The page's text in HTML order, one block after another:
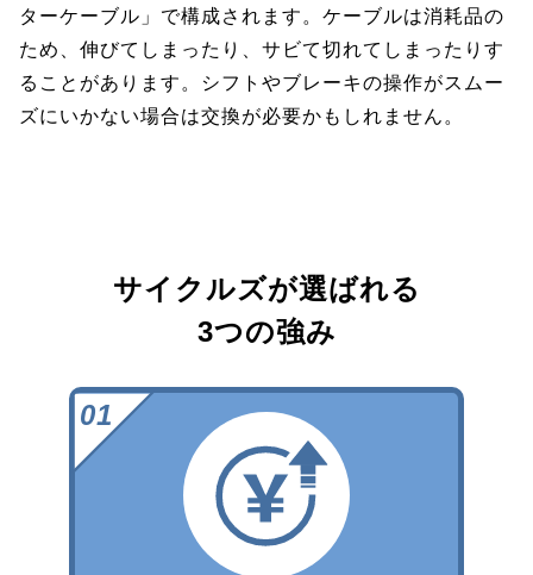
ターケーブル」で構成されます。ケーブルは消耗品の
ため、伸びてしまったり、サビて切れてしまったりす
ることがあります。シフトやブレーキの操作がスムー
ズにいかない場合は交換が必要かもしれません。
サイクルズが選ばれる
3つの強み